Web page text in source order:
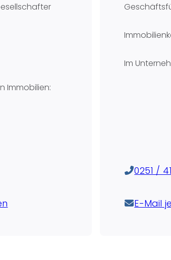
Immobilien:
Im
0251 /
E-Mail